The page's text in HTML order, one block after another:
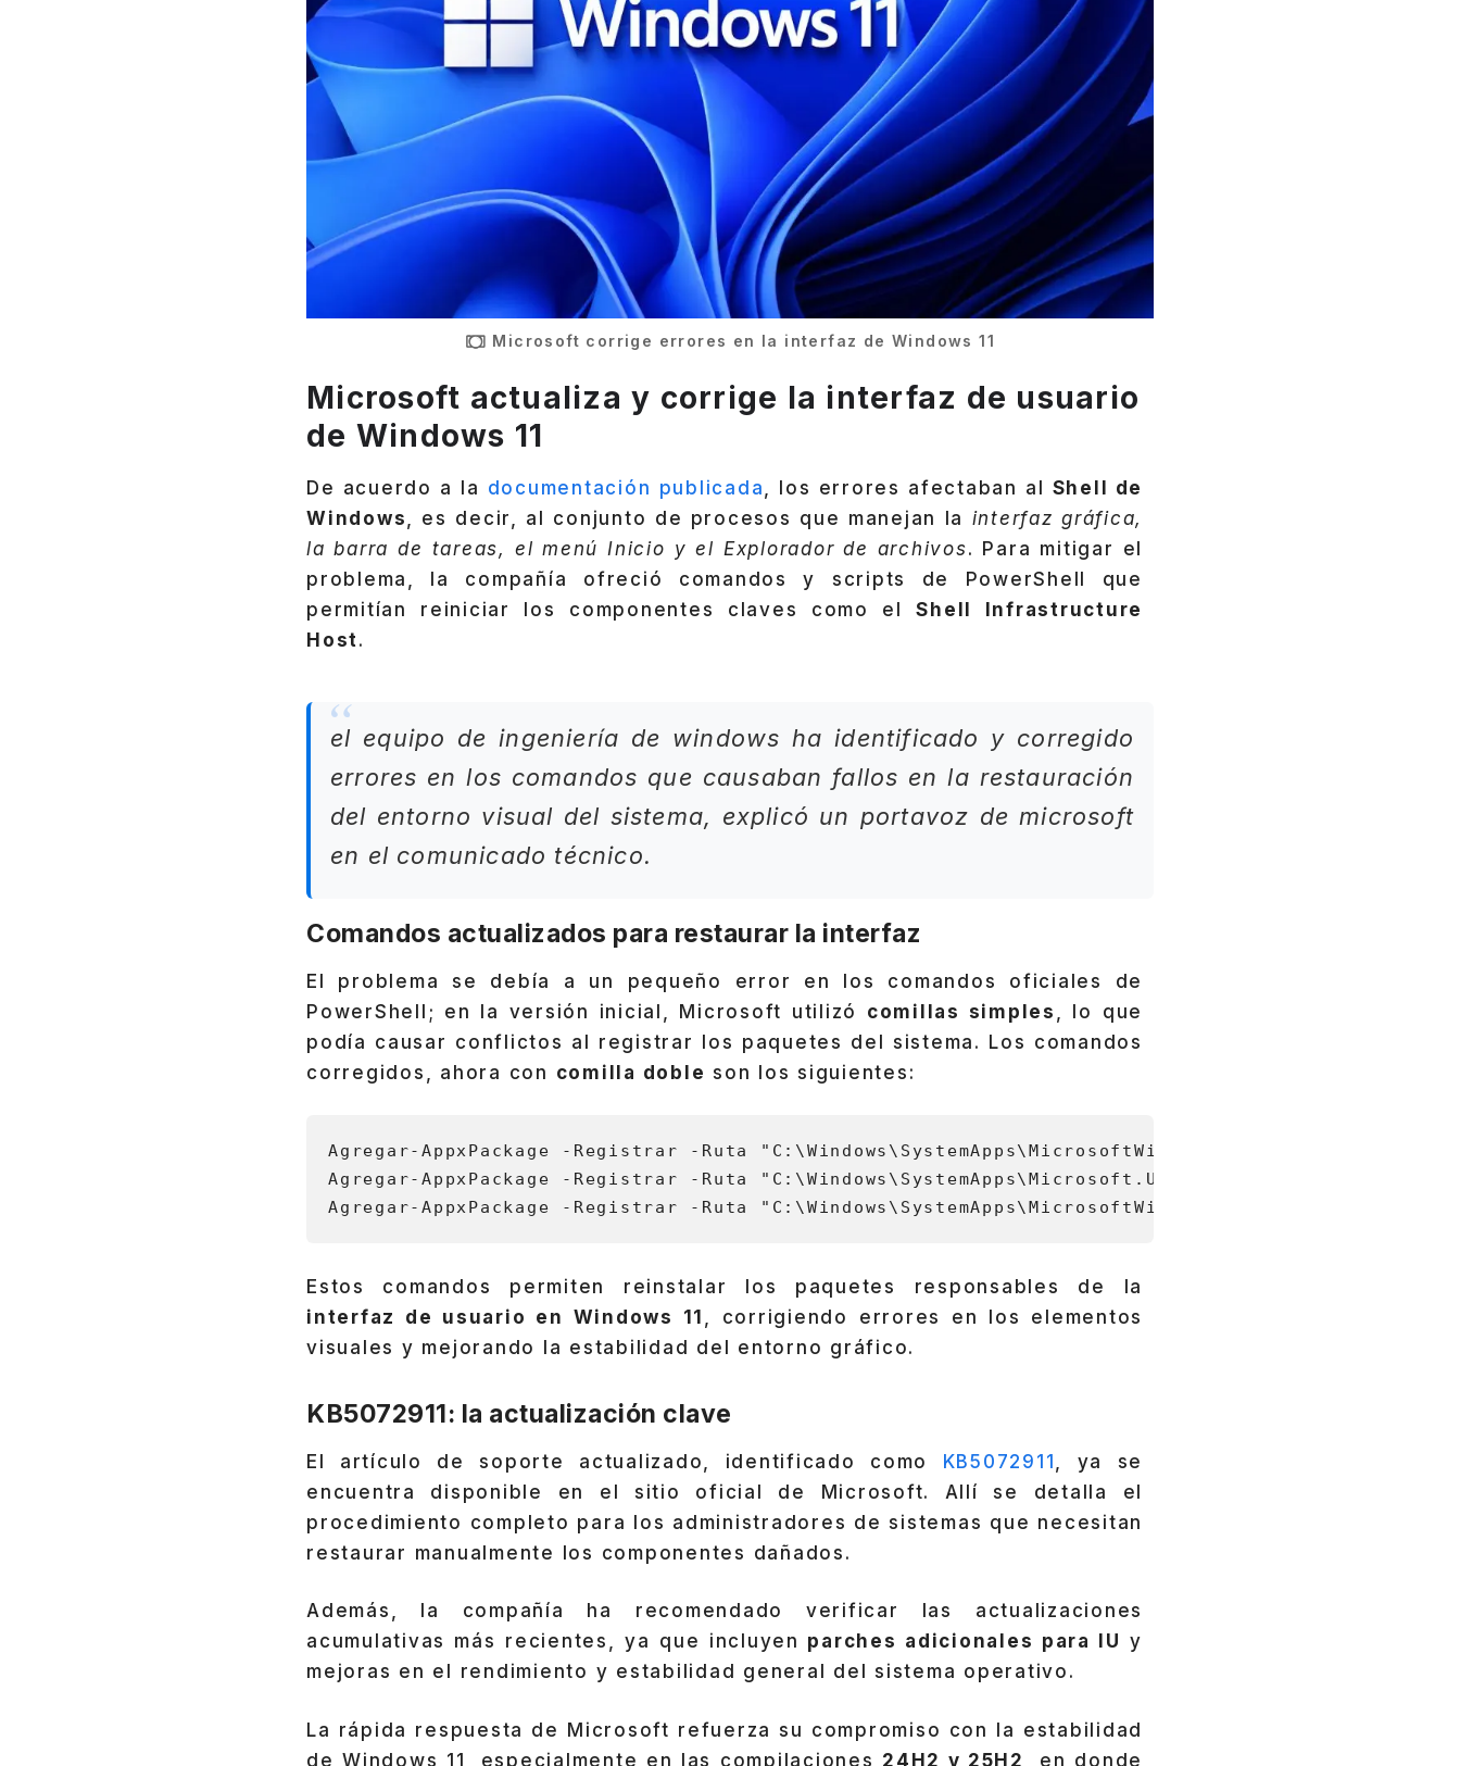
Microsoft corrige errores en la interfaz de Windows 11
Microsoft actualiza y corrige la interfaz de usuario
de Windows 11
De acuerdo a la documentación publicada , los errores afectaban al Shell de
Windows
, es decir, al conjunto de procesos que manejan la interfaz gráfica,
la barra de tareas, el menú Inicio y el Explorador de archivos. Para mitigar el
problema, la compañía ofreció comandos y scripts de PowerShell que
permitían reiniciar los componentes claves como elShell Infrastructure
Host .
el equipo de ingeniería de windows ha identificado y corregido
errores en los comandos que causaban fallos en la restauración
del entorno visual del sistema, explicó un portavoz de microsoft
en el comunicado técnico.
Comandos actualizados para restaurar la interfaz
El problema se debía a un pequeño error en los comandos oficiales de
PowerShell; en la versión inicial, Microsoft utilizó comillas simples
, lo que
podía causar conflictos al registrar los paquetes del sistema. Los comandos
corregidos, ahora con comilla doble son los siguientes:
Agregar-AppxPackage -Registrar -Ruta
Agregar-AppxPackage -Registrar -Ruta
Estos comandos permiten reinstalar los paquetes responsables de la
interfaz de usuario en Windows 11
, corrigiendo errores en los elementos
visuales y mejorando la estabilidad del entorno gráfico.
KB5072911: la actualización clave
El artículo de soporte actualizado, identificado como KB5072911
, ya se
encuentra disponible en el sitio oficial de Microsoft. Allí se detalla el
procedimiento completo para los administradores de sistemas que necesitan
restaurar manualmente los componentes dañados.
Además, la compañía ha recomendado verificar las actualizaciones
acumulativas más recientes, ya que incluyen parches adicionales para IU y
mejoras en el rendimiento y estabilidad general del sistema operativo.
La rápida respuesta de Microsoft refuerza su compromiso con la estabilidad
de Windows 11, especialmente en las compilaciones 24H2 y 25H2 , en donde